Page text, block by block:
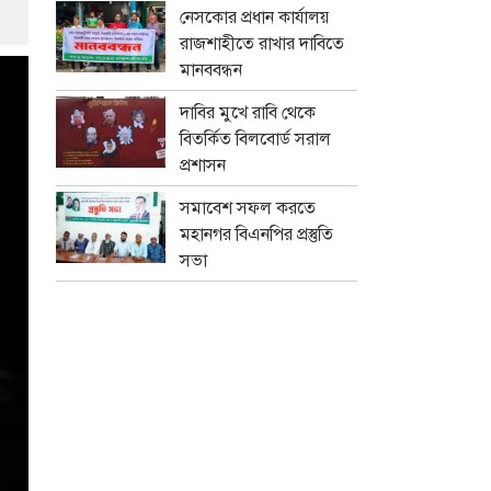
নেসকোর প্রধান কার্যালয়
রাজশাহীতে রাখার দাবিতে
মানববন্ধন
দাবির মুখে রাবি থেকে
বিতর্কিত বিলবোর্ড সরাল
প্রশাসন
সমাবেশ সফল করতে
মহানগর বিএনপির প্রস্তুতি
সভা